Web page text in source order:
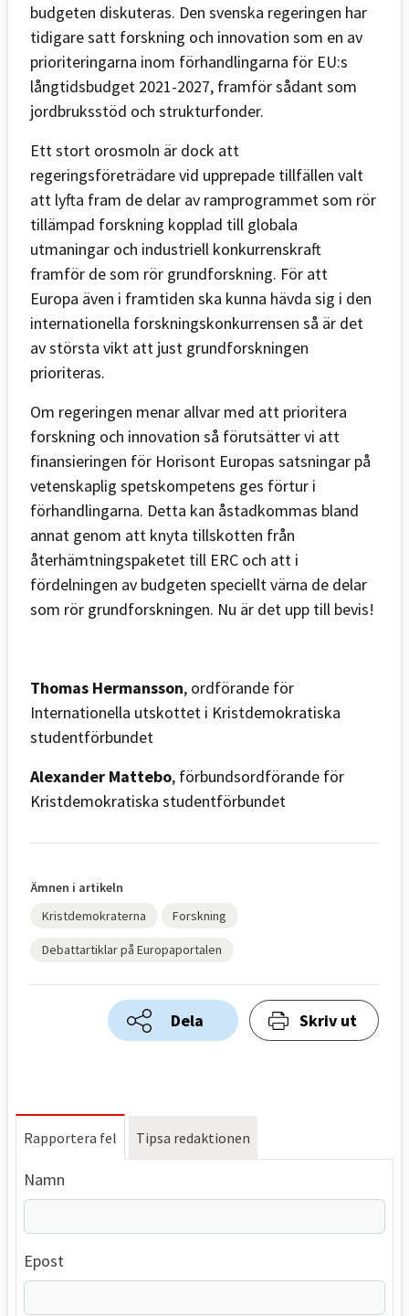
budgeten diskuteras. Den svenska regeringen har
tidigare satt forskning och innovation som en av
prioriteringarna inom förhandlingarna för EU:s
långtidsbudget 2021-2027, framför sådant som
jordbruksstöd och strukturfonder.
Ett stort orosmoln är dock att
regeringsföreträdare vid upprepade tillfällen valt
att lyfta fram de delar av ramprogrammet som rör
tillämpad forskning kopplad till globala
utmaningar och industriell konkurrenskraft
framför de som rör grundforskning. För att
Europa även i framtiden ska kunna hävda sig i den
internationella forskningskonkurrensen så är det
av största vikt att just grundforskningen
prioriteras.
Om regeringen menar allvar med att prioritera
forskning och innovation så förutsätter vi att
finansieringen för Horisont Europas satsningar på
vetenskaplig spetskompetens ges förtur i
förhandlingarna. Detta kan åstadkommas bland
annat genom att knyta tillskotten från
återhämtningspaketet till ERC och att i
fördelningen av budgeten speciellt värna de delar
som rör grundforskningen. Nu är det upp till bevis!
Thomas Hermansson, ordförande för
Internationella utskottet i Kristdemokratiska
studentförbundet
Alexander Mattebo, förbundsordförande för
Kristdemokratiska studentförbundet
Ämnen i artikeln
Kristdemokraterna
Forskning
Debattartiklar på Europaportalen
Dela Skriv ut
Rapportera fel Tipsa redaktionen
Namn
Epost